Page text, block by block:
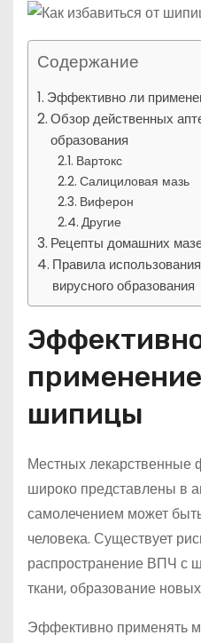
Содержание
Эффективно ли
Обзор действенных
образования
Вартокс
Салициловая мазь
Виферон
Другие
Рецепты домашних
Правила
вирусного образования
шипицы
Местных лекарственные
широко представлены в
самолечением может
человека. Существует
распространение ВПЧ с
ткани, образование
Эффективно применять